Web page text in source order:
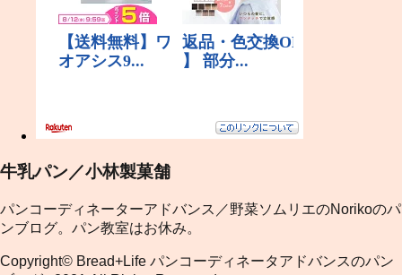
牛乳パン／小林製菓舗
パンコーディネーターアドバンス／野菜ソムリエのNorikoのパ
ンブログ。パン教室はお休み。
Copyright© Bread+Life パンコーディネータアドバンスのパン